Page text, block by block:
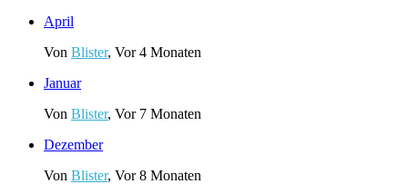
April
Von Blister, Vor 4 Monaten
Januar
Von Blister, Vor 7 Monaten
Dezember
Von Blister, Vor 8 Monaten